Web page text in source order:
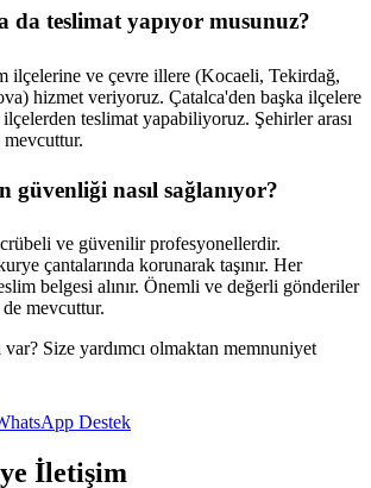
da teslimat yapıyor musunuz?
ilçelerine ve çevre illere (Kocaeli, Tekirdağ,
hizmet veriyoruz. Çatalca'den başka ilçelere
teslimat yapabiliyoruz. Şehirler arası
güvenliği nasıl sağlanıyor?
ve güvenilir profesyonellerdir.
çantalarında korunarak taşınır. Her
belgesi alınır. Önemli ve değerli gönderiler
mevcuttur.
var? Size yardımcı olmaktan memnuniyet
Destek
İletişim